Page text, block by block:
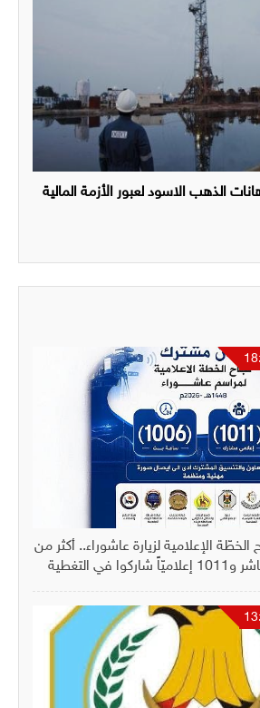
الذهب الاسود لعبور الأزمة المالية
الإعلامية لزيارة عاشوراء.. أكثر من